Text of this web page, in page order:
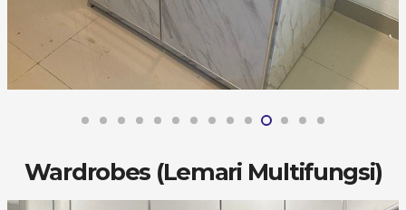
Wardrobes (Lemari Multifungsi)